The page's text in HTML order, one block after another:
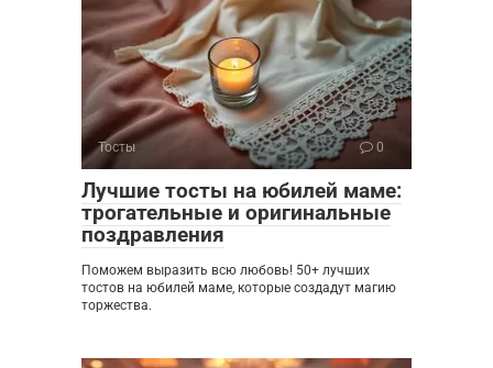
Тосты 0
Лучшие тосты на юбилей маме:
трогательные и оригинальные
поздравления
Поможем выразить всю любовь! 50+ лучших
тостов на юбилей маме, которые создадут магию
торжества.